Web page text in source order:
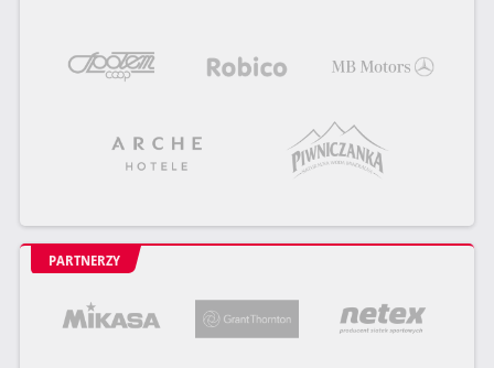
PARTNERZY